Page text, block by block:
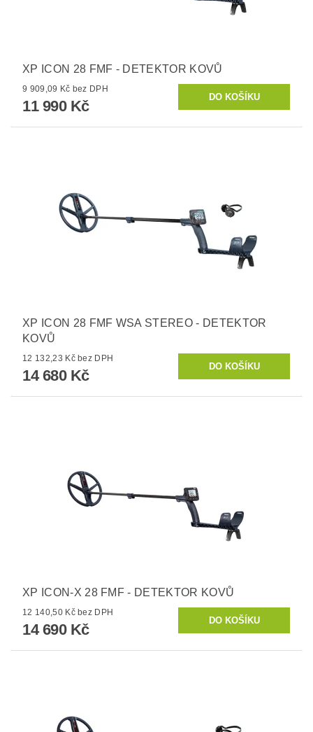
XP ICON 28 FMF - DETEKTOR KOVŮ
9 909,09 Kč bez DPH
11 990 Kč
XP ICON 28 FMF WSA STEREO - DETEKTOR
KOVŮ
12 132,23 Kč bez DPH
14 680 Kč
XP ICON-X 28 FMF - DETEKTOR KOVŮ
12 140,50 Kč bez DPH
14 690 Kč